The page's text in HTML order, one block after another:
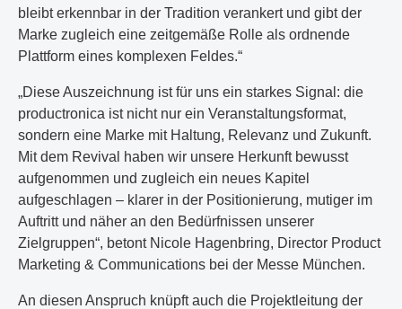
bleibt erkennbar in der Tradition verankert und gibt der
Marke zugleich eine zeitgemäße Rolle als ordnende
Plattform eines komplexen Feldes.“
„Diese Auszeichnung ist für uns ein starkes Signal: die
productronica ist nicht nur ein Veranstaltungsformat,
sondern eine Marke mit Haltung, Relevanz und Zukunft.
Mit dem Revival haben wir unsere Herkunft bewusst
aufgenommen und zugleich ein neues Kapitel
aufgeschlagen – klarer in der Positionierung, mutiger im
Auftritt und näher an den Bedürfnissen unserer
Zielgruppen“, betont Nicole Hagenbring, Director Product
Marketing & Communications bei der Messe München.
An diesen Anspruch knüpft auch die Projektleitung der